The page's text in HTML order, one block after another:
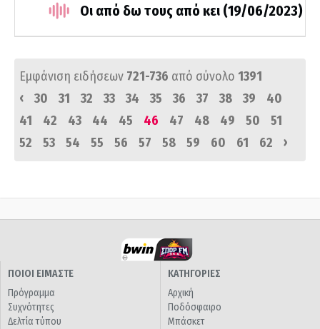
Οι από δω τους από κει (19/06/2023)
Εμφάνιση ειδήσεων 721-736 από σύνολο 1391
‹
30 31 32 33 34 35 36 37 38 39
40
41
42 43 44 45 46 47 48 49 50
51
52
53 54 55 56 57 58 59 60 61 62 ›
ΠΟΙΟΙ ΕΙΜΑΣΤΕ
Πρόγραμμα
Συχνότητες
Δελτία τύπου
ΚΑΤΗΓΟΡΙΕΣ
Αρχική
Ποδόσφαιρο
Μπάσκετ